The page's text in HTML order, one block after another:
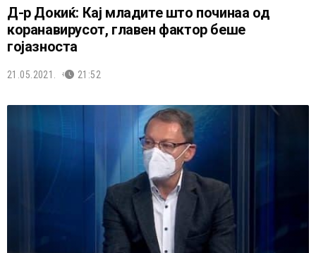
Д-р Докиќ: Кај младите што починаа од
коранавирусот, главен фактор беше
гојазноста
21.05.2021. 21:52